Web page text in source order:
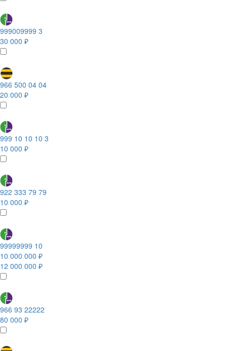
999009999 3
30 000 ₽
966 500 04 04
20 000 ₽
999 10 10 10 3
10 000 ₽
922 333 79 79
10 000 ₽
99999999 10
10 000 000 ₽
12 000 000 ₽
966 93 22222
80 000 ₽